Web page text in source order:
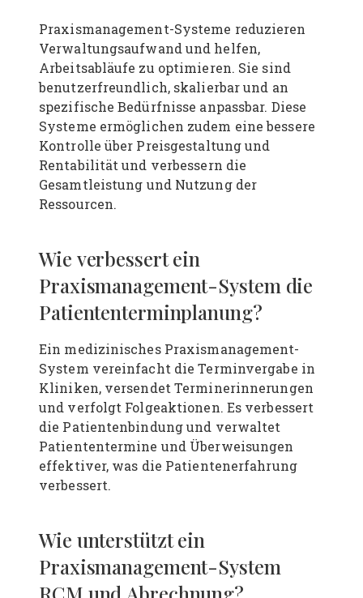
Praxismanagement-Systeme reduzieren
Verwaltungsaufwand und helfen,
Arbeitsabläufe zu optimieren. Sie sind
benutzerfreundlich, skalierbar und an
spezifische Bedürfnisse anpassbar. Diese
Systeme ermöglichen zudem eine bessere
Kontrolle über Preisgestaltung und
Rentabilität und verbessern die
Gesamtleistung und Nutzung der
Ressourcen.
Wie verbessert ein
Praxismanagement-System die
Patiententerminplanung?
Ein medizinisches Praxismanagement-
System vereinfacht die Terminvergabe in
Kliniken, versendet Terminerinnerungen
und verfolgt Folgeaktionen. Es verbessert
die Patientenbindung und verwaltet
Patiententermine und Überweisungen
effektiver, was die Patientenerfahrung
verbessert.
Wie unterstützt ein
Praxismanagement-System